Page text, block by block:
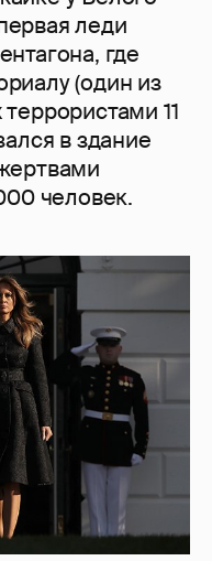
леди
где
(один из
11
в здание
человек.